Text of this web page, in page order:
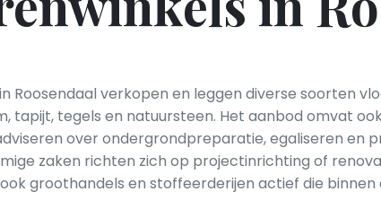
nummer
Roosendaal verkopen en leggen diverse soorten
tapijt, tegels en natuursteen. Het aanbod omvat
over ondergrondpreparatie, egaliseren en
zaken richten zich op projectinrichting of
ook groothandels en stoffeerderijen actief die